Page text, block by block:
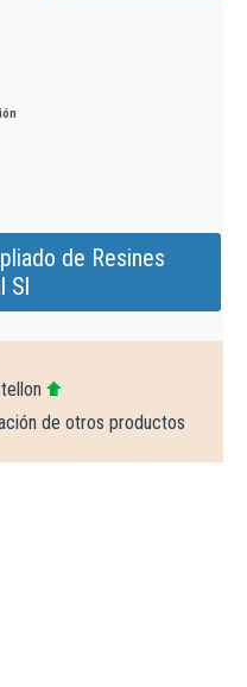
de Resines
Sl
de otros productos